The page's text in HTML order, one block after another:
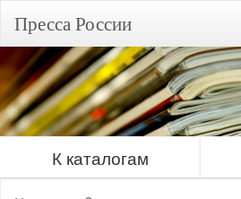
Пресса России
К каталогам